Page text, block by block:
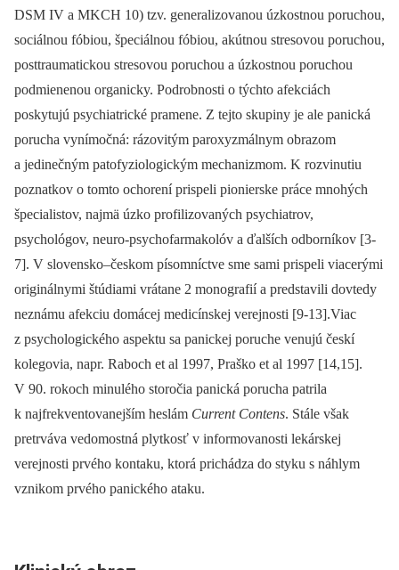
DSM IV a MKCH 10) tzv. generalizovanou úzkostnou poruchou,
sociálnou fóbiou, špeciálnou fóbiou, akútnou stresovou poruchou,
posttraumatickou stresovou poruchou a úzkostnou poruchou
podmienenou organicky. Podrobnosti o týchto afekciách
poskytujú psychiatrické pramene. Z tejto skupiny je ale panická
porucha vynímočná: rázovitým paroxyzmálnym obrazom
a jedinečným patofyziologickým mechanizmom. K rozvinutiu
poznatkov o tomto ochorení prispeli pionierske práce mnohých
špecialistov, najmä úzko profilizovaných psychiatrov,
psychológov, neuro-psychofarmakolóv a ďalších odborníkov [3-
7]. V slovensko–českom písomníctve sme sami prispeli viacerými
originálnymi štúdiami vrátane 2 monografií a predstavili dovtedy
neznámu afekciu domácej medicínskej verejnosti [9-13].Viac
z psychologického aspektu sa panickej poruche venujú českí
kolegovia, napr. Raboch et al 1997, Praško et al 1997 [14,15].
V 90. rokoch minulého storočia panická porucha patrila
k najfrekventovanejším heslám Current Contens. Stále však
pretrváva vedomostná plytkosť v informovanosti lekárskej
verejnosti prvého kontaku, ktorá prichádza do styku s náhlym
vznikom prvého panického ataku.